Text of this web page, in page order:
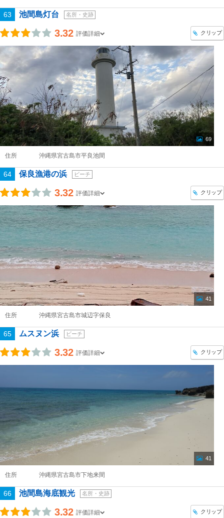
63 池間島灯台 名所・史跡
3.32 評価詳細 クリップ
69
住所 沖縄県宮古島市平良池間
64 保良漁港の浜 ビーチ
3.32 評価詳細 クリップ
41
住所 沖縄県宮古島市城辺字保良
65 ムスヌン浜 ビーチ
3.32 評価詳細 クリップ
41
住所 沖縄県宮古島市下地来間
66 池間島海底観光 名所・史跡
3.32 評価詳細 クリップ